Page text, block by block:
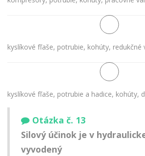
kyslíkové fľaše, potrubie, kohúty, redukčné
kyslíkové fľaše, potrubie a hadice, kohúty,
Otázka č. 13
Silový účinok je v
vyvodený